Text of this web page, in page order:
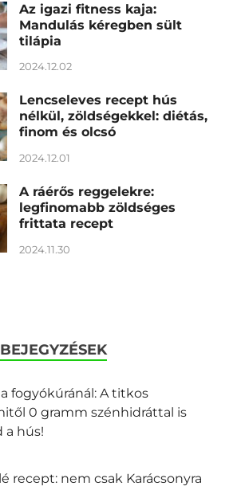
Az igazi fitness kaja:
Mandulás kéregben sült
tilápia
2024.12.02
Lencseleves recept hús
nélkül, zöldségekkel: diétás,
finom és olcsó
2024.12.01
A ráérős reggelekre:
legfinomabb zöldséges
frittata recept
2024.11.30
fogyókúránál: A titkos
0 gramm szénhidráttal is
a hús!
recept: nem csak Karácsonyra